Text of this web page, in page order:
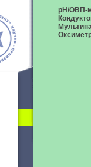
рН/ОВП-